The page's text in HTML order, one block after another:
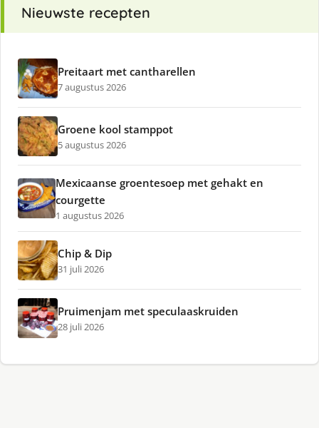
Nieuwste recepten
Preitaart met cantharellen
7 augustus 2026
Groene kool stamppot
5 augustus 2026
Mexicaanse groentesoep met gehakt en
courgette
1 augustus 2026
Chip & Dip
31 juli 2026
Pruimenjam met speculaaskruiden
28 juli 2026